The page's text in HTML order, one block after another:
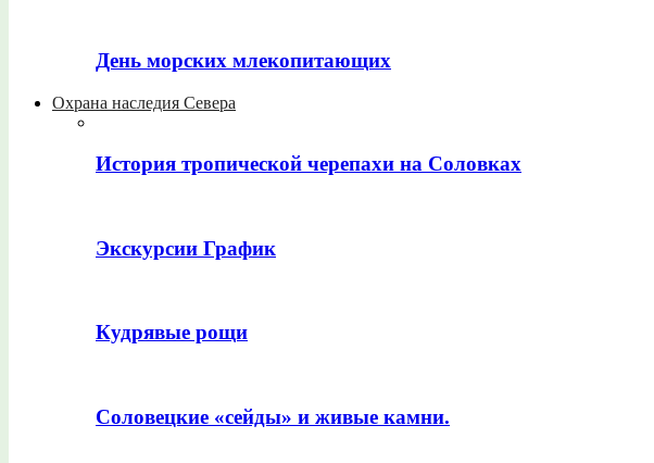
День морских млекопитающих
Охрана наследия Севера
История тропической черепахи на Соловках
Экскурсии График
Кудрявые рощи
Соловецкие «сейды» и живые камни.